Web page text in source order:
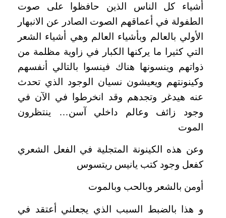
أشياء كل الناس الذين حافظوا على صوت
الطفولة في أعماقهم الصوت الصادر عن الانبهار
الأولي بالعالم وبأشياء العالم وهي أشياء الشعر
التي كثيرا ما يركنها الكبار في زاوية مظلمة من
ذواتهم وينسونها هناك فينسوا بالتالي أنفسهم
وكينونتهم ويعيشون نسيان الوجود الذي تحدث
عنه هيدغر وتجدهم وقد انخرطوا في الآن في
وجود زائف وعالم داخلي آسن… ينتظرون
الموت
وعن هذه الكينونة المتجلية في الفعل الشعري
كفعل وجود كتب يانيس ريتسوس
أومن بالشعر وبالحب وبالموت
و هذا بالضبط السبب الذي يجعلني أعتقد في